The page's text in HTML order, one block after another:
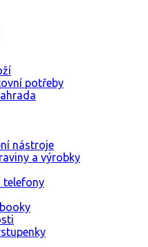
potřeby
nástroje
a výrobky
telefony